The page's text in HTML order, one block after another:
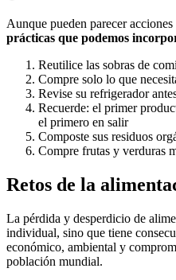
Aunque pueden parecer acciones
prácticas que podemos
Reutilice las sobras de
Compre solo lo que
Revise su refrigerador
Recuerde: el primer
el primero en salir
Composte sus residuos
Compre frutas y verduras
Retos de la
La pérdida y desperdicio de
individual, sino que tiene
económico, ambiental y
población mundial.